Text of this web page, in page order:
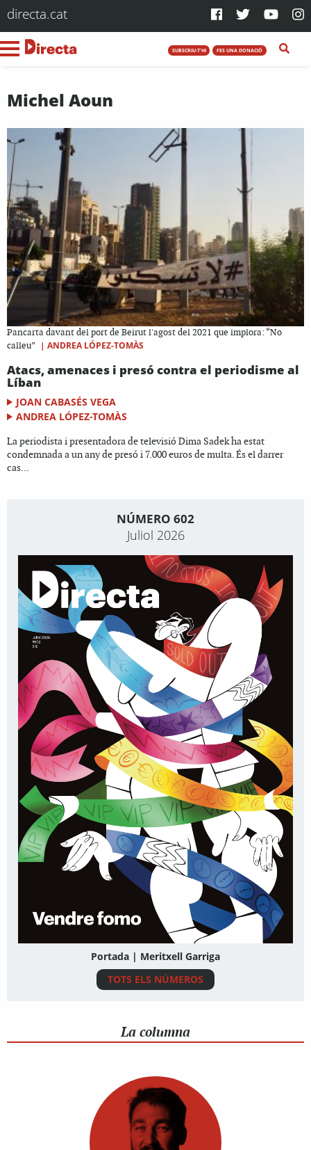
directa.cat
SUBSCRIU-T'HI FES UNA DONACIÓ
Michel Aoun
Pancarta davant del port de Beirut l'agost del 2021 que implora: “No
calleu” | ANDREA LÓPEZ-TOMÀS
Atacs, amenaces i presó contra el periodisme al
Líban
JOAN CABASÉS VEGA
ANDREA LÓPEZ-TOMÀS
La periodista i presentadora de televisió Dima Sadek ha estat
condemnada a un any de presó i 7.000 euros de multa. És el darrer
cas...
NÚMERO 602
Juliol 2026
Portada | Meritxell Garriga
TOTS ELS NÚMEROS
La columna